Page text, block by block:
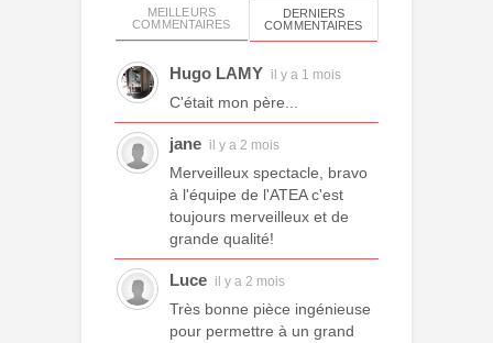
MEILLEURS
COMMENTAIRES
DERNIERS
COMMENTAIRES
Hugo LAMY il y a 1 mois
C'était mon père...
jane il y a 2 mois
Merveilleux spectacle, bravo
à l'équipe de l'ATEA c'est
toujours merveilleux et de
grande qualité!
Luce il y a 2 mois
Très bonne pièce ingénieuse
pour permettre à un grand